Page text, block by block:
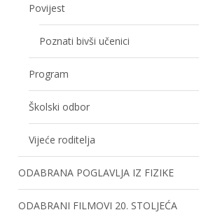
Povijest
Poznati bivši učenici
Program
Školski odbor
Vijeće roditelja
ODABRANA POGLAVLJA IZ FIZIKE
ODABRANI FILMOVI 20. STOLJEĆA